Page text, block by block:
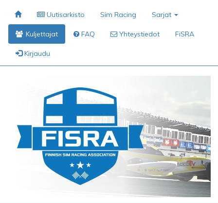
Uutisarkisto Sim Racing Sarjat
Kuljettajat FAQ Yhteystiedot FiSRA
Kirjaudu